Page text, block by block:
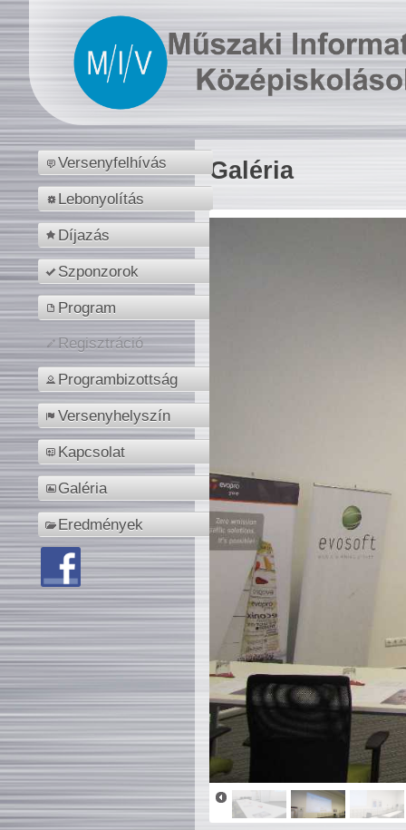
Versenyfelhívás
Lebonyolítás
Díjazás
Szponzorok
Program
Regisztráció
Programbizottság
Versenyhelyszín
Kapcsolat
Galéria
Eredmények
Galéria